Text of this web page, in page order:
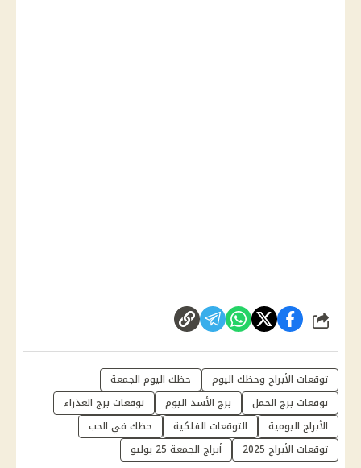
شارك
توقعات الأبراج وحظك اليوم
حظك اليوم الجمعة
توقعات برج الحمل
برج الأسد اليوم
توقعات برج العذراء
الأبراج اليومية
التوقعات الفلكية
حظك في الحب
توقعات الأبراج 2025
أبراج الجمعة 25 يوليو